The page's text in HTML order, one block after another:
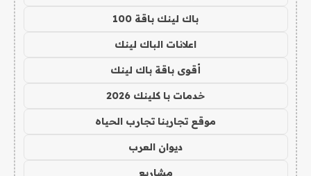
باك لينك باقة 100
اعلانات الباك لينك
أقوى باقة باك لينك
خدمات با كلينك 2026
موقع تجاربنا تجارب الحياه
ديوان العرب
مشاريع